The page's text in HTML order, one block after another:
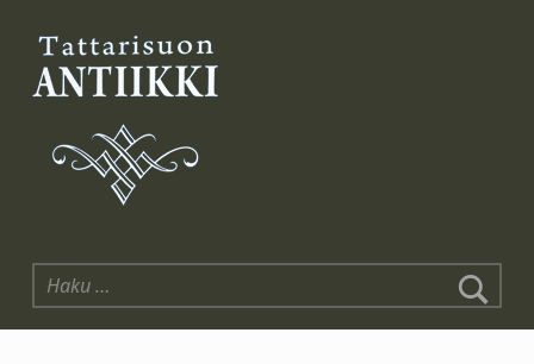
Tattarisuon Antiikki
Haku: